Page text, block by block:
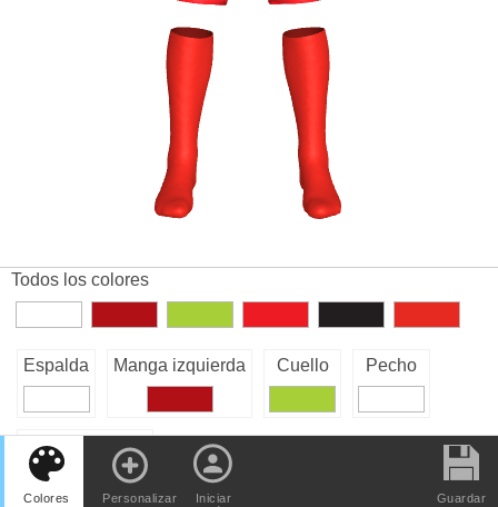
Colores Personalizar
Iniciar
Guardar
Todos los colores
Espalda Manga izquierda Cuello Pecho
Manga derecha